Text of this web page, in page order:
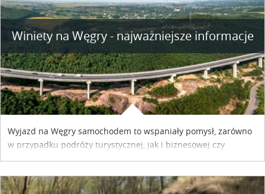
Winiety na Węgry - najważniejsze informacje
Wyjazd na Węgry samochodem to wspaniały pomysł, zarówno
w przypadku podróży turystycznej, jak i biznesowej czy
służbowej. Pamiętać tylko trzeba o wykupieniu winiety, co
współpracy reklamowej z Hungary Vignette.